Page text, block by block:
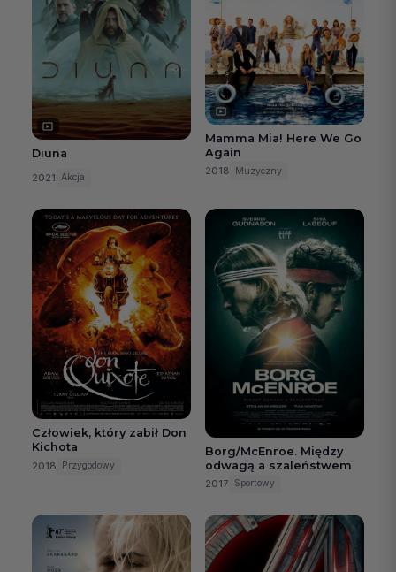
Diuna
2021 Akcja
Mamma Mia! Here We Go
Again
2018 Muzyczny
Człowiek, który zabił Don
Kichota
2018 Przygodowy
Borg/McEnroe. Między
odwagą a szaleństwem
2017 Sportowy